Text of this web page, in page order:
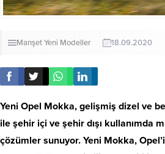
ManşetYeni Modeller 18.09.2020
Yeni Opel Mokka, gelişmiş dizel ve
ile şehir içi ve şehir dışı kullanımda
çözümler sunuyor. Yeni Mokka,